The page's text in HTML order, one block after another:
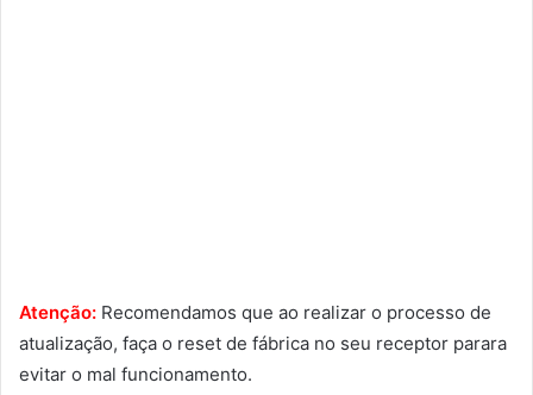
Atenção: Recomendamos que ao realizar o processo de
atualização, faça o reset de fábrica no seu receptor parara
evitar o mal funcionamento.